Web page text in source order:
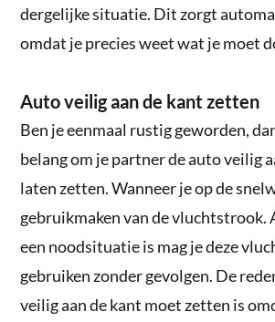
dergelijke situatie. Dit zorgt
omdat je precies weet wat je moet
Auto veilig aan de kant zetten
Ben je eenmaal rustig geworden,
belang om je partner de auto veilig
laten zetten. Wanneer je op de
gebruikmaken van de vluchtstrook.
een noodsituatie is mag je deze
gebruiken zonder gevolgen. De
veilig aan de kant moet zetten is